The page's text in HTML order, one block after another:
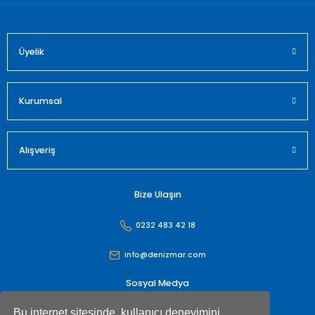
Bu internet sitesinde, kullanıcı deneyimini
Üyelik
Kurumsal
Alışveriş
Bize Ulaşın
0232 483 42 18
info@denizmar.com
Sosyal Medya